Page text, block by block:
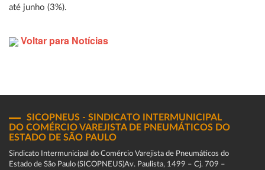
até junho (3%).
Voltar para Notícias
SICOPNEUS - SINDICATO INTERMUNICIPAL
DO COMÉRCIO VAREJISTA DE PNEUMÁTICOS DO
ESTADO DE SÃO PAULO
Sindicato Intermunicipal do Comércio Varejista de Pneumáticos do
Estado de São Paulo (SICOPNEUS)Av. Paulista, 1499 – Cj. 709 –